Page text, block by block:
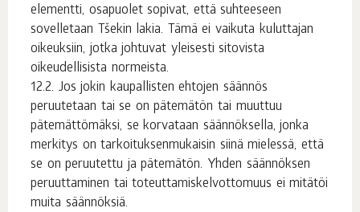
elementti, osapuolet sopivat, että suhteeseen
sovelletaan Tšekin lakia. Tämä ei vaikuta kuluttajan
oikeuksiin, jotka johtuvat yleisesti sitovista
oikeudellisista normeista.
Jos jokin kaupallisten ehtojen säännös
peruutetaan tai se on pätemätön tai muuttuu
pätemättömäksi, se korvataan säännöksella, jonka
merkitys on tarkoituksenmukaisin siinä mielessä, että
se on peruutettu ja pätemätön. Yhden säännöksen
peruuttaminen tai toteuttamiskelvottomuus ei mitätöi
muita säännöksiä.